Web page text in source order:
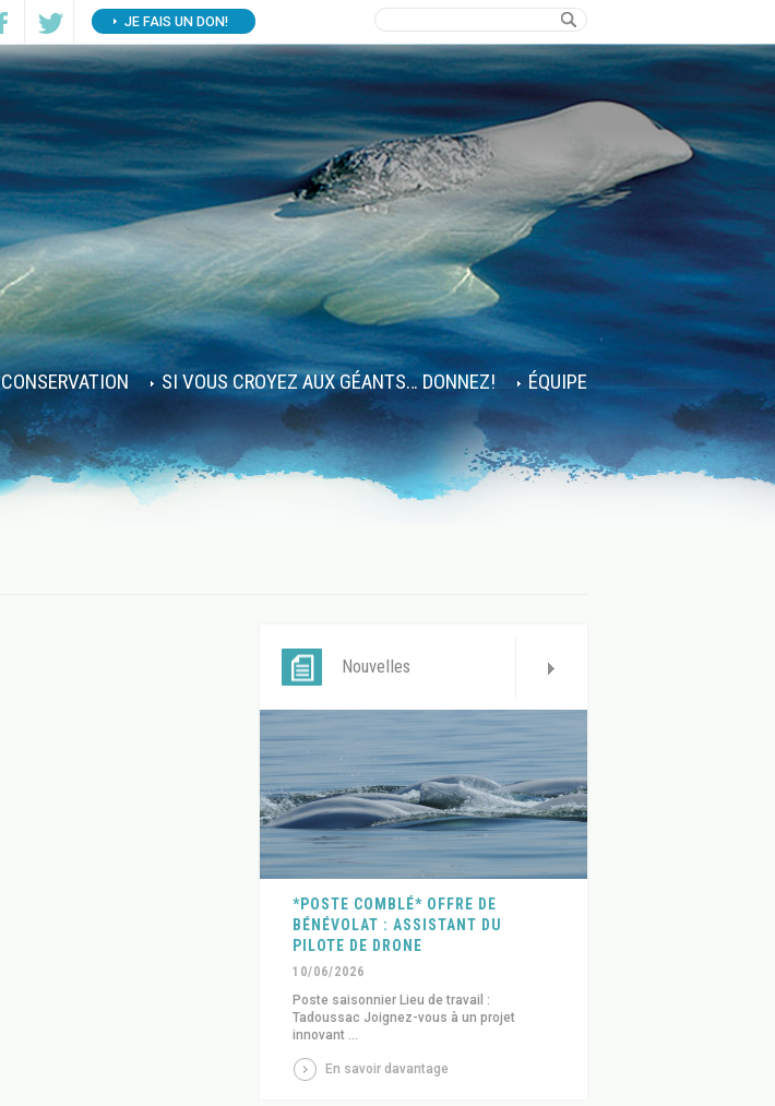
JE FAIS UN DON!
CONSERVATION SI VOUS CROYEZ AUX GÉANTS… DONNEZ! ÉQUIPE
Nouvelles
*POSTE COMBLÉ* OFFRE DE
BÉNÉVOLAT : ASSISTANT DU
PILOTE DE DRONE
10/06/2026
Poste saisonnier Lieu de travail :
Tadoussac Joignez-vous à un projet
innovant ...
En savoir davantage